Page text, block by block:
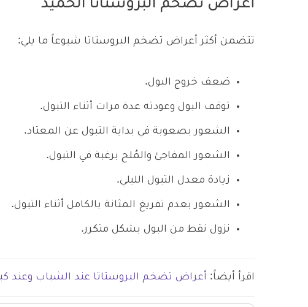
أعراض تضخم البروستاتا الحميد
تتضمن أكثر أعراض تضخم البروستاتا شيوعاً ما يلي:
ضعف خروج البول.
توقف البول وعودته عدة مرات أثناء التبول.
الشعور بصعوبة في بداية التبول عن المعتاد.
الشعور المفاجئ والمُلح برغبة في التبول.
زيادة معدل التبول الليلي.
الشعور بعدم تفريغ المثانة بالكامل أثناء التبول.
نزول نقط من البول بشكل متكرر.
اقرأ أيضاً: أعراض تضخم البروستاتا عند الشباب وعند